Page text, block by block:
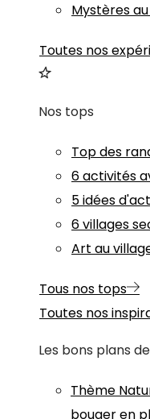
Mystères
Toutes nos
Nos tops
Top des
6 activités
5 idées
6 villages
Art au
Tous nos tops
Toutes nos
Les bons plans
Thème
bouger en